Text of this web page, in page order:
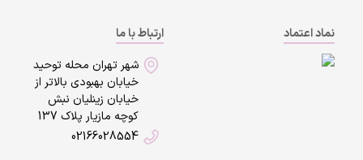
نماد اعتماد
ارتباط با ما
شهر تهران محله توحید
خیابان بهبودی بالاتر از
خیابان زینلیان نبش
کوچه مازیار پلاک 137
02166028554